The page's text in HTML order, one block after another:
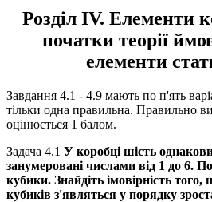
Розділ IV. Елементи
початки теорії
елементи
Завдання 4.1 - 4.9 мають по п'ять
тільки одна правильна. Правильно
оцінюється 1 балом.
Задача 4.1 У коробці шість
занумеровані числами від 1 до 6.
кубики. Знайдіть імовірність
кубиків з'являться у порядку